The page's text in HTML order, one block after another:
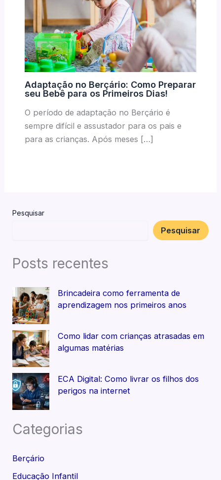
Adaptação no Berçário: Como Preparar
seu Bebê para os Primeiros Dias!
O período de adaptação no Berçário é
sempre difícil e assustador para os pais e
para as crianças. Após meses […]
Pesquisar
Pesquisar
Posts recentes
Brincadeira como ferramenta de
aprendizagem nos primeiros anos
Como lidar com crianças atrasadas em
algumas matérias
ECA Digital: Como livrar os filhos dos
perigos na internet
Categorias
Berçário
Educação Infantil